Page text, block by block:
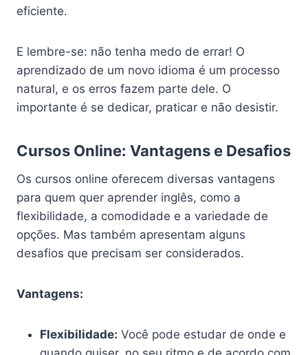
eficiente.
E lembre-se: não tenha medo de errar! O
aprendizado de um novo idioma é um processo
natural, e os erros fazem parte dele. O
importante é se dedicar, praticar e não desistir.
Cursos Online: Vantagens e Desafios
Os cursos online oferecem diversas vantagens
para quem quer aprender inglês, como a
flexibilidade, a comodidade e a variedade de
opções. Mas também apresentam alguns
desafios que precisam ser considerados.
Vantagens:
Flexibilidade: Você pode estudar de onde e